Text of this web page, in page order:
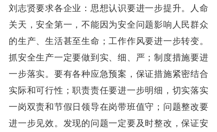
刘志贤要求各企业：思想认识要进一步提升。人命
关天，安全第一，不能因为安全问题影响人民群众
的生产、生活甚至生命；工作作风要进一步转变。
抓安全生产一定要做到实、细、严；制度措施要进
一步落实。要有各种应急预案，保证措施紧密结合
实际和可行性；职责责任要进一步明细，切实落实
一岗双责和节假日领导在岗带班值守；问题整改要
进一步见效。发现的问题一定要及时整改，保证安